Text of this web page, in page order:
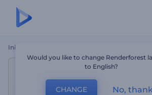
Inicio Video De Inscripción A Unión
Would you like to change Renderforest
to English?
CHANGE No,